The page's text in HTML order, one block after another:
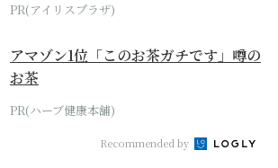
PR(アイリスプラザ)
アマゾン1位「このお茶ガチです」噂の
お茶
PR(ハーブ健康本舗)
Recommended by